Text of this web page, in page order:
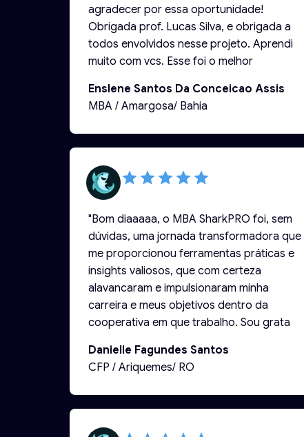
agradecer por essa oportunidade!
Obrigada prof. Lucas Silva, e obrigada a
todos envolvidos nesse projeto. Aprendi
muito com vcs. Esse foi o melhor
o oxigênio do mercado financeiro.😃😃
👏🏾👏🏾👏🏾❤️❤️❤️"
Enslene Santos Da Conceicao Assis
MBA / Amargosa/ Bahia
"Bom diaaaaa, o MBA SharkPRO foi, sem
dúvidas, uma jornada transformadora que
me proporcionou ferramentas práticas e
insights valiosos, que com certeza
alavancaram e impulsionaram minha
carreira e meus objetivos dentro da
cooperativa em que trabalho. Sou grata
que construímos ao longo de todo esse
tempo. Muito obrigada! 🫶🏽🥰"
Danielle Fagundes Santos
CFP / Ariquemes/ RO